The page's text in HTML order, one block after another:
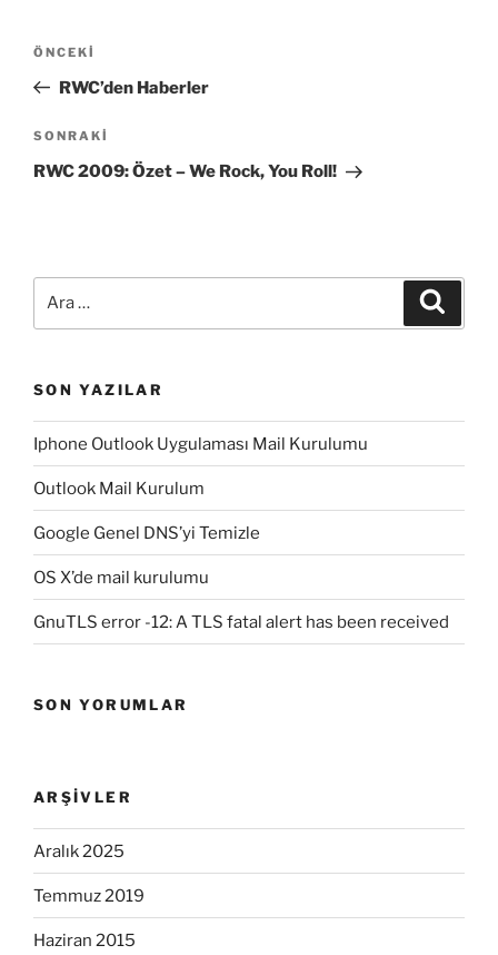
Yazı
Önceki
Yazı
ÖNCEKI
RWC’den Haberler
Sonraki
Yazı
SONRAKI
RWC 2009: Özet – We Rock, You Roll!
SON YAZILAR
Iphone Outlook Uygulaması Mail Kurulumu
Outlook Mail Kurulum
Google Genel DNS’yi Temizle
OS X’de mail kurulumu
GnuTLS error -12: A TLS fatal alert has been received
SON YORUMLAR
ARŞIVLER
Aralık 2025
Temmuz 2019
Haziran 2015